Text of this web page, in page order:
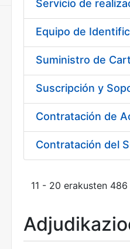
Erakutsi/Ezkutatu
Servicio de
Equipo de
Suministro de
Suscripción y
11 - 20 erakusten